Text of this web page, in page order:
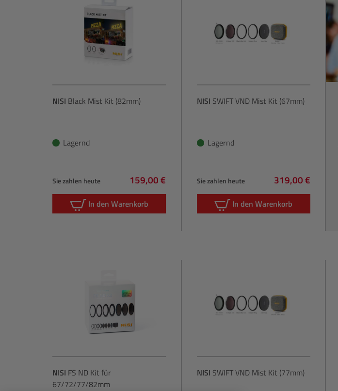
NISI Black Mist Kit (82mm)
Lagernd
Sie zahlen heute
Regulärer Preis:
159,00 €
In den Warenkorb
NISI SWIFT VND Mist Kit (67mm)
Lagernd
Sie zahlen heute
Regulärer Preis:
319,00 €
In den Warenkorb
NISI FS ND Kit für
67/72/77/82mm
NISI SWIFT VND Mist Kit (77mm)